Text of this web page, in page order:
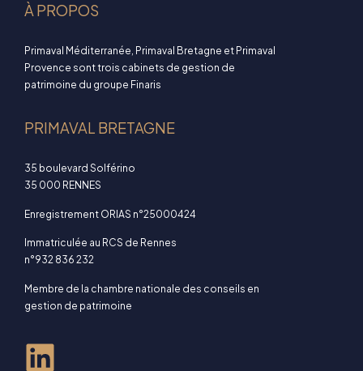
À PROPOS
Primaval Méditerranée, Primaval Bretagne et Primaval
Provence sont trois cabinets de gestion de
patrimoine du groupe Finaris
PRIMAVAL BRETAGNE
35 boulevard Solférino
35 000 RENNES
Enregistrement ORIAS n°25000424
Immatriculée au RCS de Rennes
n°932 836 232
Membre de la chambre nationale des conseils en
gestion de patrimoine